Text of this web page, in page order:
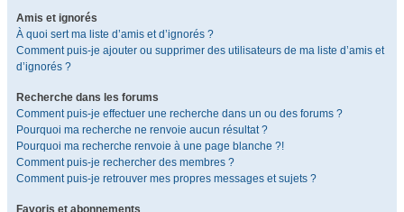
Amis et ignorés
À quoi sert ma liste d’amis et d’ignorés ?
Comment puis-je ajouter ou supprimer des utilisateurs de ma liste d’amis et
d’ignorés ?
Recherche dans les forums
Comment puis-je effectuer une recherche dans un ou des forums ?
Pourquoi ma recherche ne renvoie aucun résultat ?
Pourquoi ma recherche renvoie à une page blanche ?!
Comment puis-je rechercher des membres ?
Comment puis-je retrouver mes propres messages et sujets ?
Favoris et abonnements